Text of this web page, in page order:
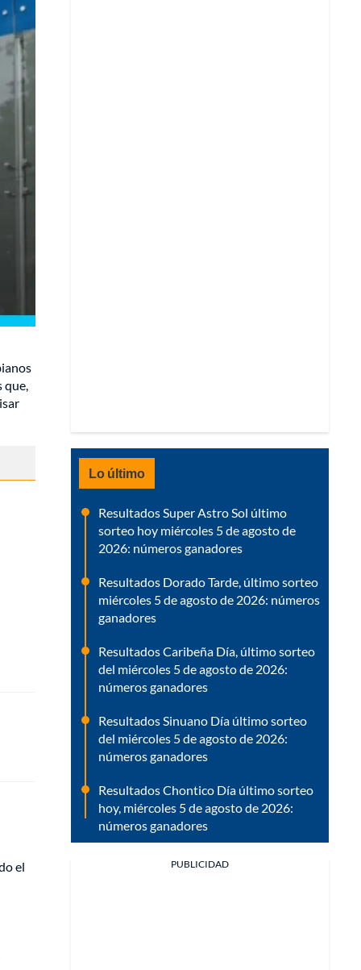
que,
el
Lo último
Resultados Super Astro Sol último
sorteo hoy miércoles 5 de agosto de
2026: números ganadores
Resultados Dorado Tarde, último sorteo
miércoles 5 de agosto de 2026: números
ganadores
Resultados Caribeña Día, último sorteo
del miércoles 5 de agosto de 2026:
números ganadores
Resultados Sinuano Día último sorteo
del miércoles 5 de agosto de 2026:
números ganadores
Resultados Chontico Día último sorteo
hoy, miércoles 5 de agosto de 2026:
números ganadores
PUBLICIDAD